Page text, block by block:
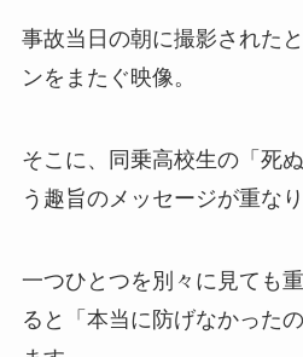
事故当日の朝に撮影された
ンをまたぐ映像。
そこに、同乗高校生の「死
う趣旨のメッセージが重なり
一つひとつを別々に見ても
ると「本当に防げなかった